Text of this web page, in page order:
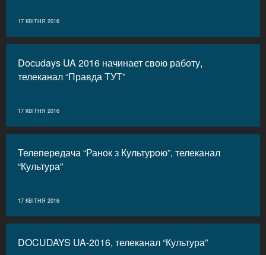
17 КВІТНЯ 2016
Docudays UA 2016 начинает свою работу,
телеканал “Правда ТУТ”
17 КВІТНЯ 2016
Телепередача “Ранок з Культурою”, телеканал
“Культура”
17 КВІТНЯ 2016
DOCUDAYS UA-2016, телеканал “Культура”